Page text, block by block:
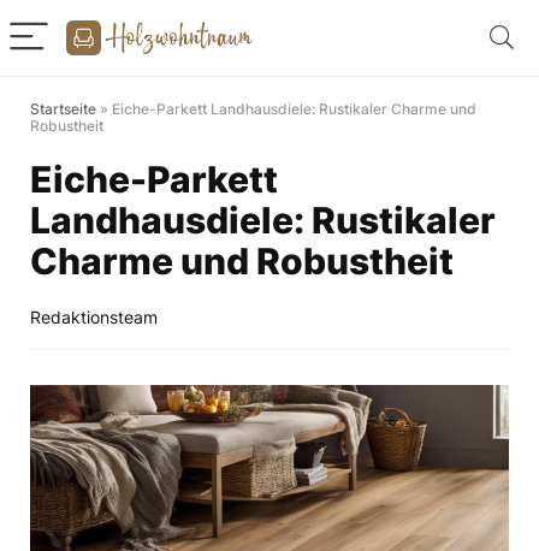
Startseite » Eiche-Parkett Landhausdiele: Rustikaler Charme und
Robustheit
Eiche-Parkett
Landhausdiele: Rustikaler
Charme und Robustheit
Redaktionsteam